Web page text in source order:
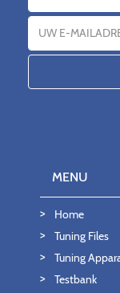
E-mailadres
MENU
Home
Tuning Files
Tuning
Testbank